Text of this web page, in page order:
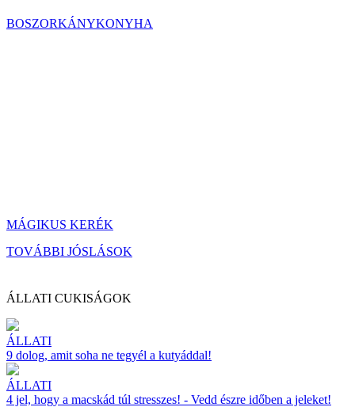
BOSZORKÁNYKONYHA
MÁGIKUS KERÉK
TOVÁBBI JÓSLÁSOK
ÁLLATI CUKISÁGOK
ÁLLATI
9 dolog, amit soha ne tegyél a kutyáddal!
ÁLLATI
4 jel, hogy a macskád túl stresszes! - Vedd észre időben a jeleket!